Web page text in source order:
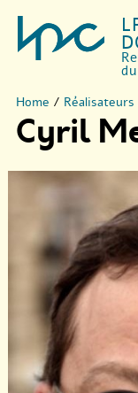
Home / Réalisateurs
Cyril